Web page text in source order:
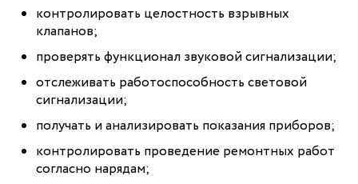
контролировать целостность взрывных
клапанов;
проверять функционал звуковой сигнализации;
отслеживать работоспособность световой
сигнализации;
получать и анализировать показания приборов;
контролировать проведение ремонтных работ
согласно нарядам;